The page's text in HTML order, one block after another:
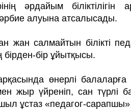
әрдайым
алуына атсалысады.
жан салмайтын білікті
бір ұйытқысы.
өнерлі
жыр үйреніп, сан түрлі
ұстаз «педагог-